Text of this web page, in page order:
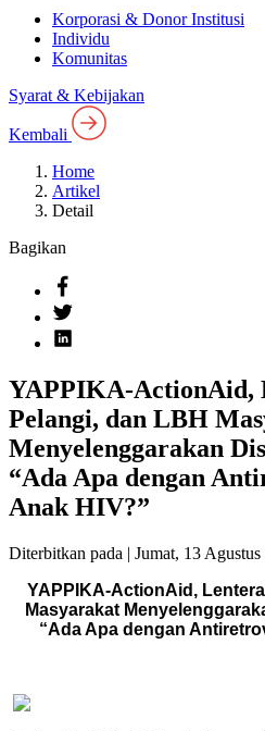
Korporasi & Donor Institusi
Individu
Komunitas
Syarat & Kebijakan
Kembali
Home
Artikel
Detail
Bagikan
YAPPIKA-ActionAid,
Pelangi, dan LBH
Menyelenggarakan
“Ada Apa dengan
Anak HIV?”
Diterbitkan pada | Jumat, 13 Agustus
YAPPIKA-ActionAid,
Masyarakat
“Ada Apa dengan